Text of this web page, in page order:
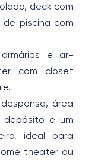
deck com
piscina com
e ar-
com closet
área
depósito e um
ideal para
theater ou